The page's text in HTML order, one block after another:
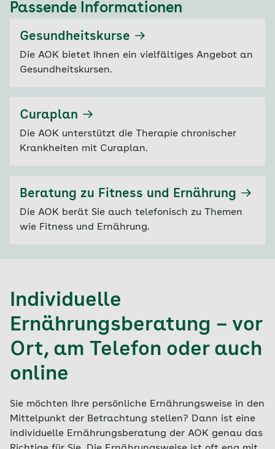
Passende Informationen
Gesundheitskurse
Die AOK bietet Ihnen ein vielfältiges Angebot an
Gesundheitskursen.
Curaplan
Die AOK unterstützt die Therapie chronischer
Krankheiten mit Curaplan.
Beratung zu Fitness und Ernährung
Die AOK berät Sie auch telefonisch zu Themen
wie Fitness und Ernährung.
Individuelle
Ernährungsberatung – vor
Ort, am Telefon oder auch
online
Sie möchten Ihre persönliche Ernährungsweise in den
Mittelpunkt der Betrachtung stellen? Dann ist eine
individuelle Ernährungsberatung der AOK genau das